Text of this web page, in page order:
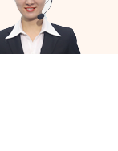
的选用可以从哪几个
声波细胞破碎仪报价